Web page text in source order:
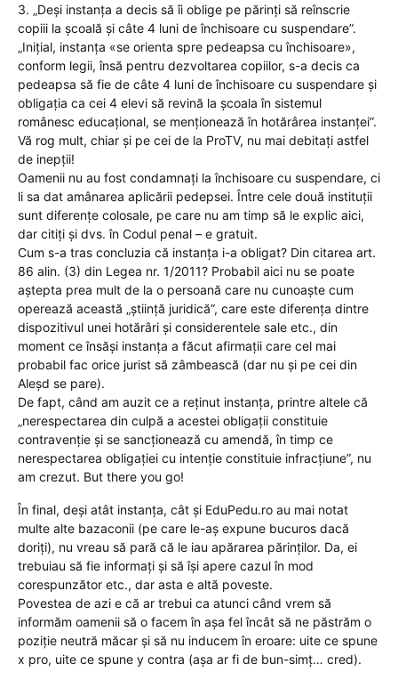
3. „Deși instanța a decis să îi oblige pe părinți să reînscrie
copiii la școală și câte 4 luni de închisoare cu suspendare”.
„Inițial, instanța «se orienta spre pedeapsa cu închisoare»,
conform legii, însă pentru dezvoltarea copiilor, s-a decis ca
pedeapsa să fie de câte 4 luni de închisoare cu suspendare și
obligația ca cei 4 elevi să revină la școala în sistemul
românesc educațional, se menționează în hotărârea instanței”.
Vă rog mult, chiar și pe cei de la ProTV, nu mai debitați astfel
de inepții!
Oamenii nu au fost condamnați la închisoare cu suspendare, ci
li sa dat amânarea aplicării pedepsei. Între cele două instituții
sunt diferențe colosale, pe care nu am timp să le explic aici,
dar citiți și dvs. în Codul penal – e gratuit.
Cum s-a tras concluzia că instanța i-a obligat? Din citarea art.
86 alin. (3) din Legea nr. 1/2011? Probabil aici nu se poate
aștepta prea mult de la o persoană care nu cunoaște cum
operează această „știință juridică”, care este diferența dintre
dispozitivul unei hotărâri și considerentele sale etc., din
moment ce însăși instanța a făcut afirmații care cel mai
probabil fac orice jurist să zâmbească (dar nu și pe cei din
Aleșd se pare).
De fapt, când am auzit ce a reținut instanța, printre altele că
„nerespectarea din culpă a acestei obligații constituie
contravenție şi se sancționează cu amendă, în timp ce
nerespectarea obligației cu intenție constituie infracțiune”, nu
am crezut. But there you go!
În final, deși atât instanța, cât și EduPedu.ro au mai notat
multe alte bazaconii (pe care le-aș expune bucuros dacă
doriți), nu vreau să pară că le iau apărarea părinților. Da, ei
trebuiau să fie informați și să își apere cazul în mod
corespunzător etc., dar asta e altă poveste.
Povestea de azi e că ar trebui ca atunci când vrem să
informăm oamenii să o facem în așa fel încât să ne păstrăm o
poziție neutră măcar și să nu inducem în eroare: uite ce spune
x pro, uite ce spune y contra (așa ar fi de bun-simț… cred).